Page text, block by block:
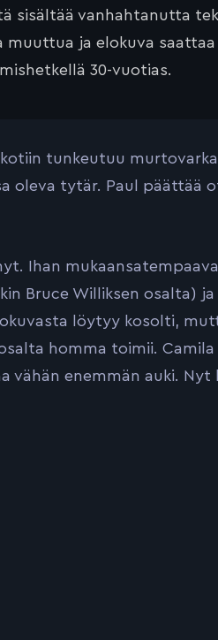
sisältää vanhahtanutta
muuttua ja elokuva saattaa
30-vuotias.
tunkeutuu
oleva tytär. Paul päättää
Ihan
Bruce Williksen osalta)
löytyy kosolti,
homma toimii.
vähän enemmän auki. Nyt